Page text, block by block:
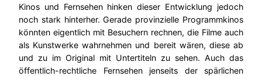
Kinos und Fernsehen hinken dieser Entwicklung jedoch
noch stark hinterher. Gerade provinzielle Programmkinos
könnten eigentlich mit Besuchern rechnen, die Filme auch
als Kunstwerke wahrnehmen und bereit wären, diese ab
und zu im Original mit Untertiteln zu sehen. Auch das
öffentlich-rechtliche Fernsehen jenseits der spärlichen